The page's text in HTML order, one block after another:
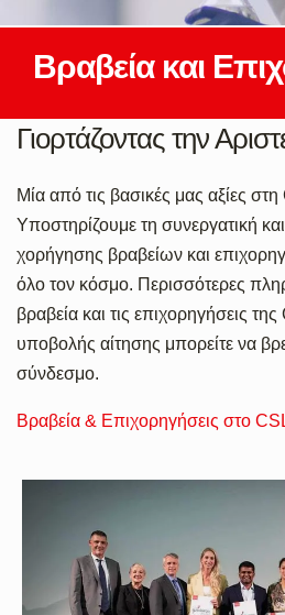
Βραβεία και
Γιορτάζοντας την
Μία από τις βασικές μας αξίες στη
Υποστηρίζουμε τη συνεργατική
χορήγησης βραβείων και
όλο τον κόσμο. Περισσότερες
βραβεία και τις επιχορηγήσεις
υποβολής αίτησης μπορείτε να
σύνδεσμο.
Βραβεία & Επιχορηγήσεις στο